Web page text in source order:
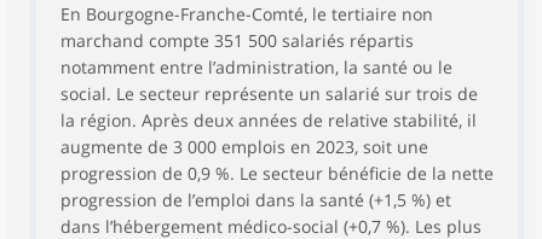
En Bourgogne-Franche-Comté, le tertiaire non
marchand compte 351 500 salariés répartis
notamment entre l’administration, la santé ou le
social. Le secteur représente un salarié sur trois de
la région. Après deux années de relative stabilité, il
augmente de 3 000 emplois en 2023, soit une
progression de 0,9 %. Le secteur bénéficie de la nette
progression de l’emploi dans la santé (+1,5 %) et
dans l’hébergement médico-social (+0,7 %). Les plus